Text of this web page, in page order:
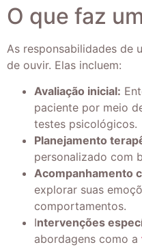
O que faz
As responsabilidades de
de ouvir. Elas incluem:
Avaliação inicial:
paciente por meio
testes psicológicos.
Planejamento
personalizado com
Acompanhamento
explorar suas
comportamentos.
Intervenções
abordagens como a